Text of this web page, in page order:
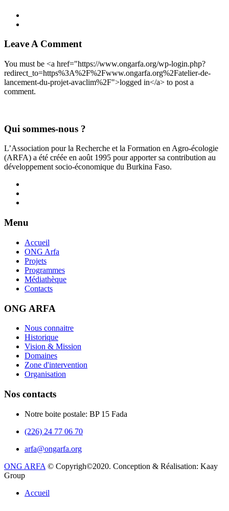
Leave A Comment
You must be <a href="https://www.ongarfa.org/wp-login.php?
redirect_to=https%3A%2F%2Fwww.ongarfa.org%2Fatelier-de-
lancement-du-projet-avaclim%2F">logged in</a> to post a
comment.
Qui sommes-nous ?
L’Association pour la Recherche et la Formation en Agro-écologie
(ARFA) a été créée en août 1995 pour apporter sa contribution au
développement socio-économique du Burkina Faso.
Menu
Accueil
ONG Arfa
Projets
Programmes
Médiathèque
Contacts
ONG ARFA
Nous connaitre
Historique
Vision & Mission
Domaines
Zone d'intervention
Organisation
Nos contacts
Notre boite postale: BP 15 Fada
(226) 24 77 06 70
arfa@ongarfa.org
ONG ARFA © Copyrigh©2020. Conception & Réalisation: Kaay
Group
Accueil